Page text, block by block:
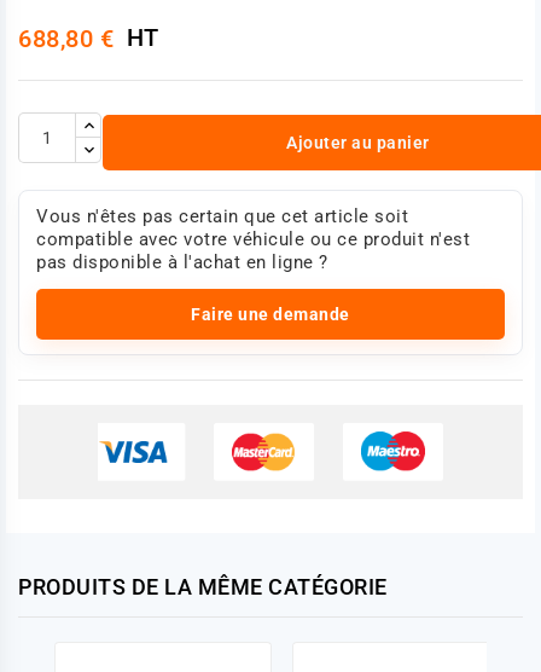
688,80 € HT
Ajouter au panier
Vous n'êtes pas certain que cet article soit
compatible avec votre véhicule ou ce produit n'est
pas disponible à l'achat en ligne ?
Faire une demande
PRODUITS DE LA MÊME CATÉGORIE